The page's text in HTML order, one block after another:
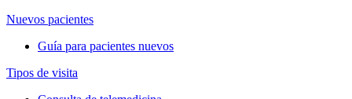
Nuevos pacientes
Guía para pacientes nuevos
Tipos de visita